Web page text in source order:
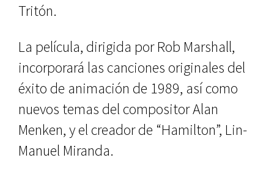
Tritón.
La película, dirigida por Rob Marshall,
incorporará las canciones originales del
éxito de animación de 1989, así como
nuevos temas del compositor Alan
Menken, y el creador de “Hamilton”, Lin-
Manuel Miranda.